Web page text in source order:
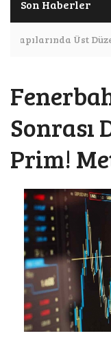
Son Haberler
Üst
Sonrası
Prim!